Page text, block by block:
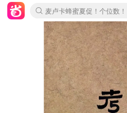
麦卢卡蜂蜜夏促！个位数！
Prada/Miu 4.8折！
啥？必胜客披萨5折！